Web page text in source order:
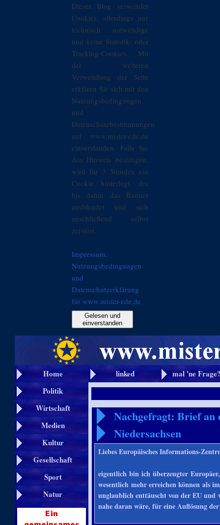
Dieser Blog verwendet
Cookies, allerdings nur
technisch notwendige
und keine Statistik- oder
Tracking-Cookies. Mit
der weiteren
Verwendung der Seite
erklären Sie sich mit den
Nutzungsbedingungen
und
Datenschutzbestimmungen
auf www.mister-ede.de
einverstanden. Falls Sie
den Hinweis bestätigen,
wird für 3 Stunden ein
Cookie hinterlegt, der
bis dahin das Banner
ausblendet und sich
anschließend selbst
zerstört.
Impressum,
Nutzungsbedingungen
und
Datenschutzerklärung
für www.mister-ede.de
Gelesen und
einverstanden
Home linked
mal 'ne
Politik
Wirtschaft
Medien
Kultur
Gesellschaft
Sport
Natur
Nachgefragt: Brief
Niedersachsen
Liebes Europäisches Informations-
eigentlich bin ich überzeugter
wesentlich mehr erreichen können als
unglaublich enttäuscht von der EU und
nahe daran wäre, für eine Auflösung